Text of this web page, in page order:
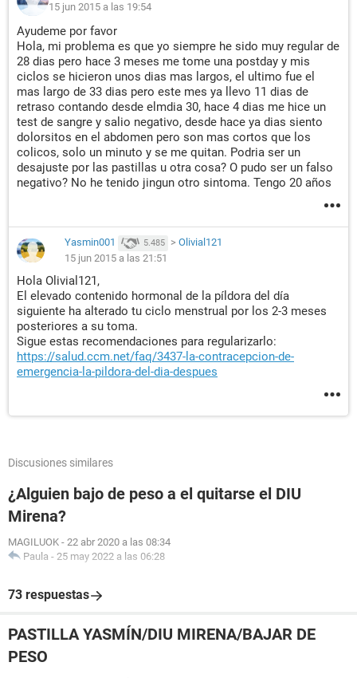
15 jun 2015 a las 19:54
Ayudeme por favor
Hola, mi problema es que yo siempre he sido muy regular de
28 dias pero hace 3 meses me tome una postday y mis
ciclos se hicieron unos dias mas largos, el ultimo fue el
mas largo de 33 dias pero este mes ya llevo 11 dias de
retraso contando desde elmdia 30, hace 4 dias me hice un
test de sangre y salio negativo, desde hace ya dias siento
dolorsitos en el abdomen pero son mas cortos que los
colicos, solo un minuto y se me quitan. Podria ser un
desajuste por las pastillas u otra cosa? O pudo ser un falso
negativo? No he tenido jingun otro sintoma. Tengo 20 años
Yasmin001 5.485 > Olivial121
15 jun 2015 a las 21:51
Hola Olivial121,
El elevado contenido hormonal de la píldora del día
siguiente ha alterado tu ciclo menstrual por los 2-3 meses
posteriores a su toma.
Sigue estas recomendaciones para regularizarlo:
https://salud.ccm.net/faq/3437-la-contracepcion-de-
emergencia-la-pildora-del-dia-despues
Discusiones similares
¿Alguien bajo de peso a el quitarse el DIU
Mirena?
MAGILUOK - 22 abr 2020 a las 08:34
Paula - 25 may 2022 a las 06:28
73 respuestas
PASTILLA YASMÍN/DIU MIRENA/BAJAR DE
PESO